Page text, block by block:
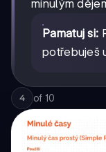
minulým
Pamatuj si:
potřebuješ
4 of 10